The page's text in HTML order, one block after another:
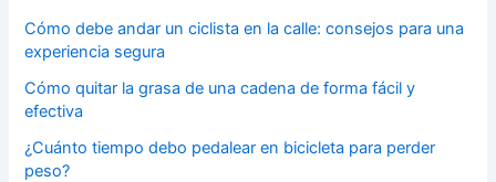
Cómo debe andar un ciclista en la calle: consejos para una
experiencia segura
Cómo quitar la grasa de una cadena de forma fácil y
efectiva
¿Cuánto tiempo debo pedalear en bicicleta para perder
peso?